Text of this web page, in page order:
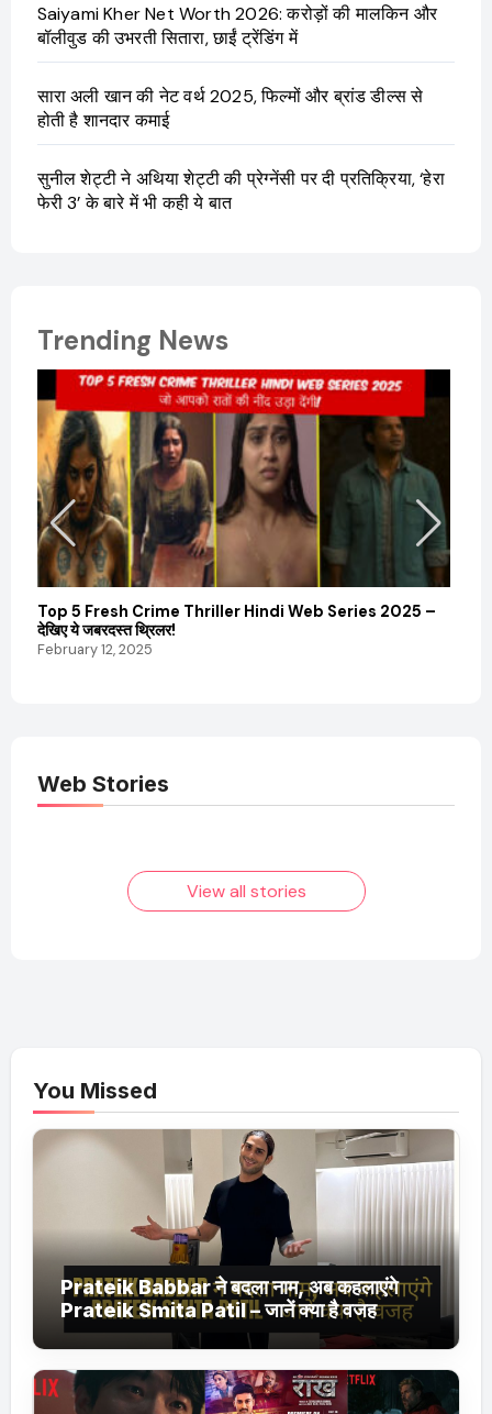
Saiyami Kher Net Worth 2026: करोड़ों की मालकिन और
बॉलीवुड की उभरती सितारा, छाईं ट्रेंडिंग में
सारा अली खान की नेट वर्थ 2025, फिल्मों और ब्रांड डील्स से
होती है शानदार कमाई
सुनील शेट्टी ने अथिया शेट्टी की प्रेग्नेंसी पर दी प्रतिक्रिया, ‘हेरा
फेरी 3’ के बारे में भी कही ये बात
Trending News
Top 5 Fresh Crime Thriller Hindi Web Series 2025 –
देखिए ये जबरदस्त थ्रिलर!
February 12, 2025
Web Stories
Elvish Yadav: एक
आम लड़के से यूट्यूबर
फिल्मों का जादू और उनका
View all stories
You Missed
Prateik Babbar ने बदला नाम, अब कहलाएंगे
Prateik Smita Patil – जानें क्या है वजह